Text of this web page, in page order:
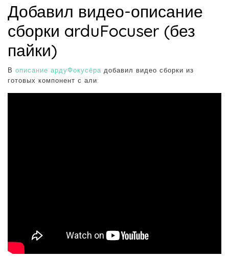
Добавил видео-описание
сборки arduFocuser (без
пайки)
В описание ардуФокусёра добавил видео сборки из
готовых компонент с али: